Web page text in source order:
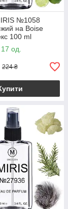
№1058
на Boise
100 ml
17 од.
224 ₴